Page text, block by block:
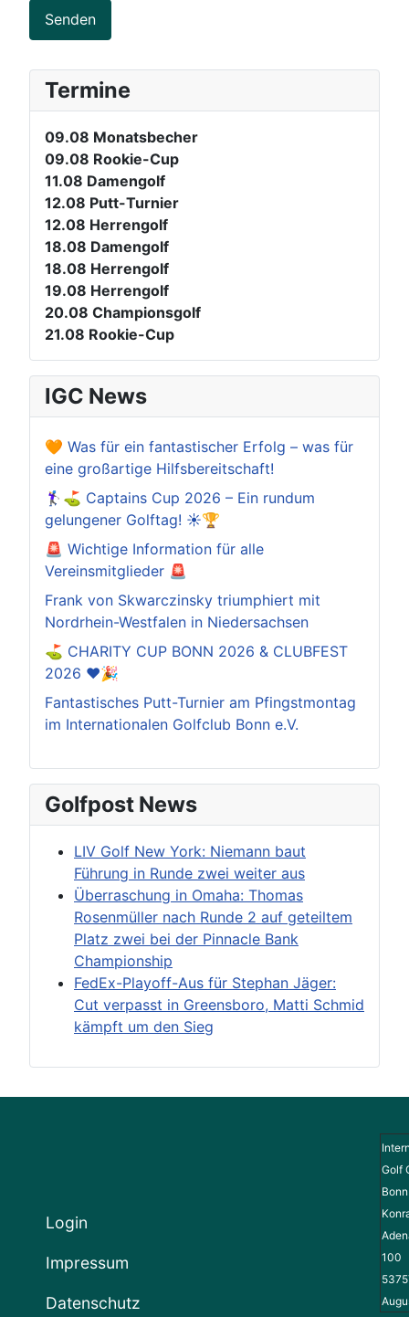
Senden
Termine
09.08 Monatsbecher
09.08 Rookie-Cup
11.08 Damengolf
12.08 Putt-Turnier
12.08 Herrengolf
18.08 Damengolf
18.08 Herrengolf
19.08 Herrengolf
20.08 Championsgolf
21.08 Rookie-Cup
IGC News
🧡 Was für ein fantastischer Erfolg – was für
eine großartige Hilfsbereitschaft!
🏌️‍♀️⛳ Captains Cup 2026 – Ein rundum
gelungener Golftag! ☀️🏆
🚨 Wichtige Information für alle
Vereinsmitglieder 🚨
Frank von Skwarczinsky triumphiert mit
Nordrhein-Westfalen in Niedersachsen
⛳️ CHARITY CUP BONN 2026 & CLUBFEST
2026 ❤️🎉
Fantastisches Putt-Turnier am Pfingstmontag
im Internationalen Golfclub Bonn e.V.
Golfpost News
LIV Golf New York: Niemann baut
Führung in Runde zwei weiter aus
Überraschung in Omaha: Thomas
Rosenmüller nach Runde 2 auf geteiltem
Platz zwei bei der Pinnacle Bank
Championship
FedEx-Playoff-Aus für Stephan Jäger:
Cut verpasst in Greensboro, Matti Schmid
kämpft um den Sieg
Login
Impressum
Datenschutz
Golf
100